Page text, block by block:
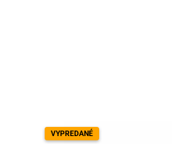
VYPREDANÉ